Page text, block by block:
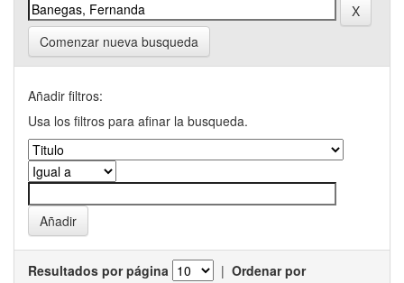
Comenzar nueva busqueda
Añadir filtros:
Usa los filtros para afinar la busqueda.
Resultados por página | Ordenar por